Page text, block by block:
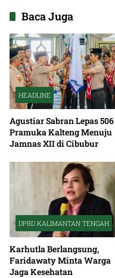
Baca Juga
HEADLINE
Agustiar Sabran Lepas 506
Pramuka Kalteng Menuju
Jamnas XII di Cibubur
DPRD KALIMANTAN TENGAH
Karhutla Berlangsung,
Faridawaty Minta Warga
Jaga Kesehatan